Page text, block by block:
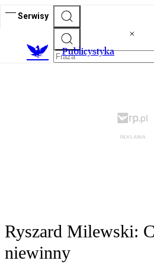
Serwisy
Publicystyka
Ryszard Milewski:
niewinny